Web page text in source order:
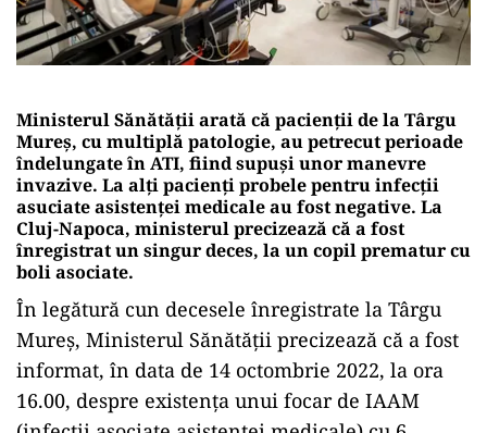
Ministerul Sănătății arată că pacienţii de la Târgu
Mureş, cu multiplă patologie, au petrecut perioade
îndelungate în ATI, fiind supuşi unor manevre
invazive. La alţi pacienţi probele pentru infecţii
asuciate asistenţei medicale au fost negative. La
Cluj-Napoca, ministerul precizează că a fost
înregistrat un singur deces, la un copil prematur cu
boli asociate.
În legătură cun decesele înregistrate la Târgu
Mureş, Ministerul Sănătăţii precizează că a fost
informat, în data de 14 octombrie 2022, la ora
16.00, despre existenţa unui focar de IAAM